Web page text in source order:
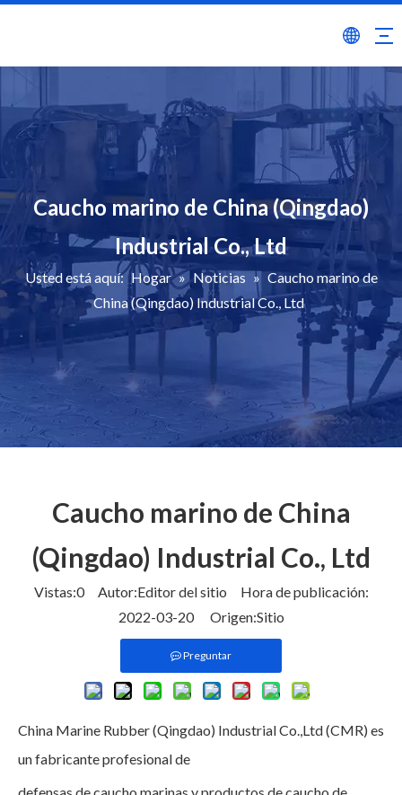
Caucho marino de China (Qingdao)
Industrial Co., Ltd
Usted está aquí: Hogar » Noticias » Caucho marino de
China (Qingdao) Industrial Co., Ltd
Caucho marino de China
(Qingdao) Industrial Co., Ltd
Vistas:0Autor:Editor del sitio Hora de publicación:
2022-03-20 Origen:Sitio
Preguntar
China Marine Rubber (Qingdao) Industrial Co.,Ltd (CMR) es
un fabricante profesional de